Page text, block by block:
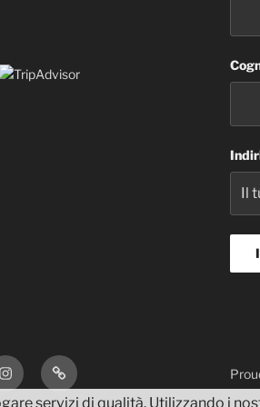
InstagramTripAdvisor
servizi di qualità. Utilizzando i